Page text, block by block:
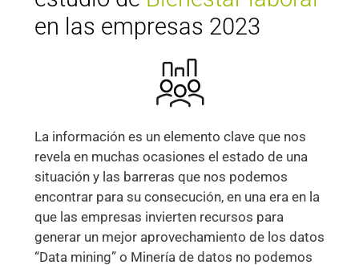
en las empresas 2023
La información es un elemento clave que nos
revela en muchas ocasiones el estado de una
situación y las barreras que nos podemos
encontrar para su consecución, en una era en la
que las empresas invierten recursos para
generar un mejor aprovechamiento de los datos
“Data mining” o Minería de datos no podemos